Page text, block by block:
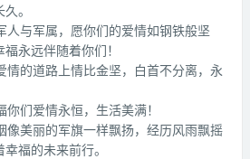
。
人与军属，愿你们的爱情如钢铁般坚
永远伴随着你们！
情的道路上情比金坚，白首不分离，永
们爱情永恒，生活美满！
像美丽的军旗一样飘扬，经历风雨飘摇
福的未来前行。